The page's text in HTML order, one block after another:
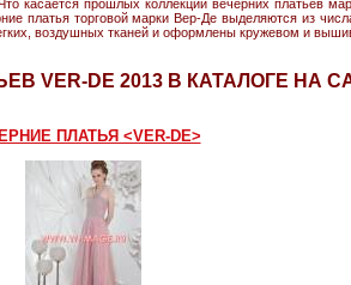
касается прошлых коллекций вечерних платьев
платья торговой марки Вер-Де выделяются из
воздушных тканей и оформлены кружевом и
VER-DE 2013 В КАТАЛОГЕ НА
ПЛАТЬЯ <VER-DE>